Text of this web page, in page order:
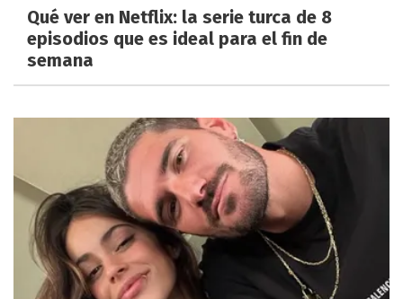
Qué ver en Netflix: la serie turca de 8
episodios que es ideal para el fin de
semana